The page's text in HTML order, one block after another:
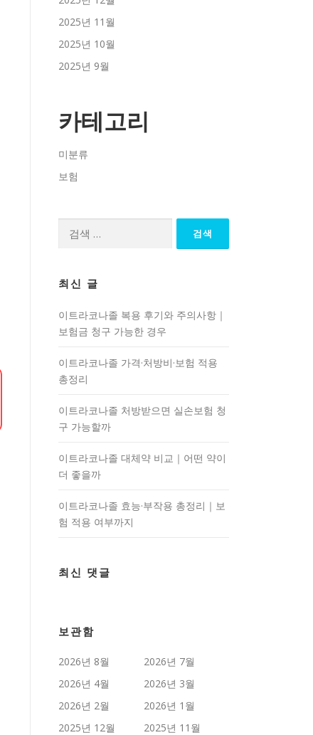
2025년 11월
2025년 10월
2025년 9월
카테고리
미분류
보험
최신 글
이트라코나졸 복용 후기와 주의사항｜
보험금 청구 가능한 경우
이트라코나졸 가격·처방비·보험 적용
총정리
이트라코나졸 처방받으면 실손보험 청
구 가능할까
이트라코나졸 대체약 비교｜어떤 약이
더 좋을까
이트라코나졸 효능·부작용 총정리｜보
험 적용 여부까지
최신 댓글
보관함
2026년 8월
2026년 7월
2026년 4월
2026년 3월
2026년 2월
2026년 1월
2025년 12월
2025년 11월